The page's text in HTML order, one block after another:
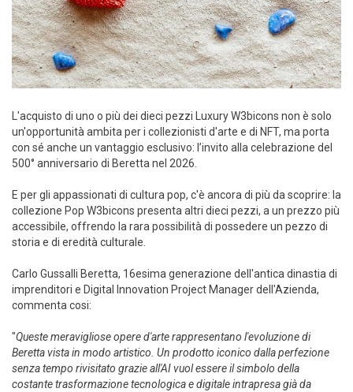
L'acquisto di uno o più dei dieci pezzi Luxury W3bicons non è solo
un'opportunità ambita per i collezionisti d'arte e di NFT, ma porta
con sé anche un vantaggio esclusivo: l’invito alla celebrazione del
500° anniversario di Beretta nel 2026.
E per gli appassionati di cultura pop, c'è ancora di più da scoprire: la
collezione Pop W3bicons presenta altri dieci pezzi, a un prezzo più
accessibile, offrendo la rara possibilità di possedere un pezzo di
storia e di eredità culturale.
Carlo Gussalli Beretta, 16esima generazione dell'antica dinastia di
imprenditori e Digital Innovation Project Manager dell'Azienda,
commenta cosi:
"Queste meravigliose opere d'arte rappresentano l'evoluzione di
Beretta vista in modo artistico. Un prodotto iconico dalla perfezione
senza tempo rivisitato grazie all'AI vuol essere il simbolo della
costante trasformazione tecnologica e digitale intrapresa già da